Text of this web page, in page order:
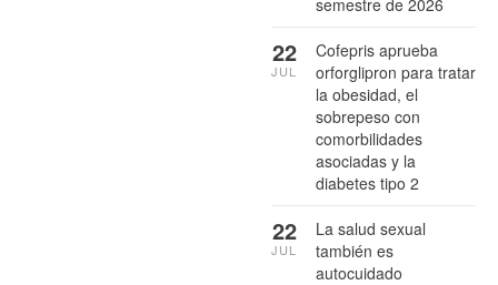
Cofepris aprueba
orforglipron para tratar
la obesidad, el
sobrepeso con
comorbilidades
asociadas y la
diabetes tipo 2
22
JUL
La salud sexual
también es
autocuidado
22
JUL